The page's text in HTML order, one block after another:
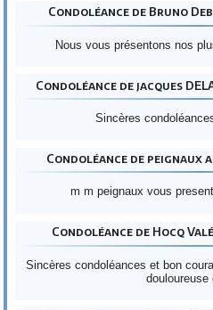
Condoléance de Bruno
Nous vous présentons nos
Condoléance de jacques
Sincères
Condoléance de peignaux
m m peignaux vous
Condoléance de Hocq
Sincères condoléances et bon
douloureuse